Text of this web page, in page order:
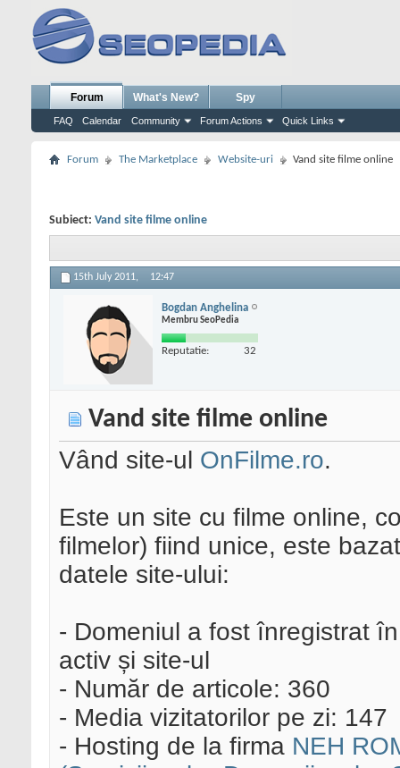
Forum
FAQ Calendar Community Forum Actions Quick Links
What's New? Spy
Forum The Marketplace Website-uri Vand site filme online
Subiect: Vand site filme online
15th July 2011, 12:47
Bogdan Anghelina
Membru SeoPedia
Reputatie: 32
Vand site filme online
Vând site-ul OnFilme.ro.
Este un site cu filme online,
filmelor) fiind unice, este
datele site-ului:
- Domeniul a fost înregistrat
activ și site-ul
- Număr de articole: 360
- Media vizitatorilor pe zi: 147
- Hosting de la firma NEH